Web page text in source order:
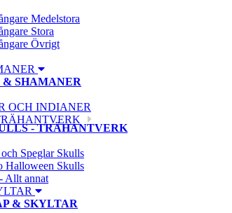
Medelstora
Stora
Övrigt
& SHAMANER
OCH INDIANER
- TRÄHANTVERK
Speglar Skulls
Halloween Skulls
Allt annat
& SKYLTAR